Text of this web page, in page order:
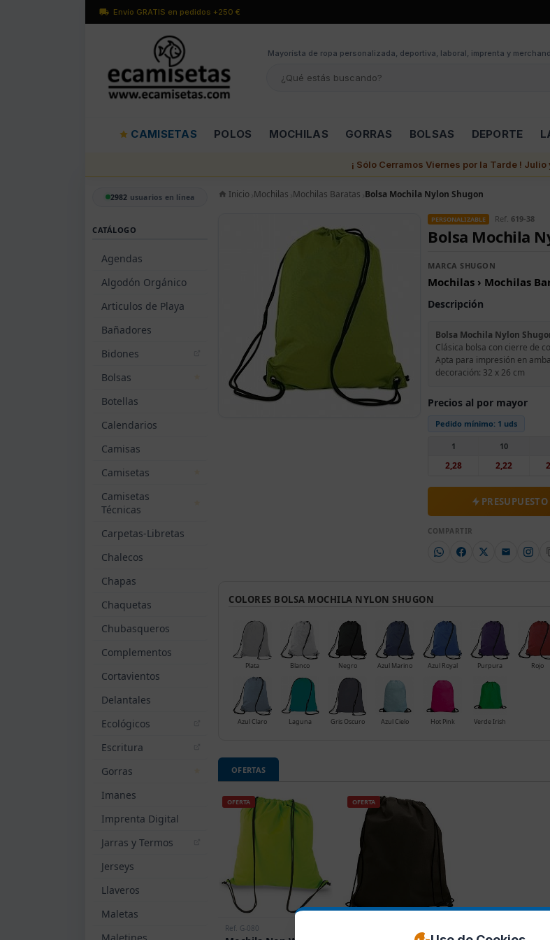
Envío GRATIS en pedidos +250 €
Mayorísta de ropa personalizada, deportiva, laboral, imprenta y
CAMISETAS POLOS MOCHILAS GORRAS BOLSAS DEPORTE
¡ Sólo Cerramos Viernes por la Tarde ! Julio
2982 usuarios en línea
CATÁLOGO
Agendas
Algodón Orgánico
Articulos de Playa
Bañadores
Bidones
Bolsas
Botellas
Calendarios
Camisas
Camisetas
Camisetas
Técnicas
Carpetas-Libretas
Chalecos
Chapas
Chaquetas
Chubasqueros
Complementos
Cortavientos
Delantales
Ecológicos
Escritura
Gorras
Imanes
Imprenta Digital
Jarras y Termos
Jerseys
Llaveros
Maletas
Maletines
Inicio Mochilas Mochilas Baratas Bolsa Mochila Nylon Shugon
PERSONALIZABLE Ref. 619-38
Bolsa Mochila
MARCA SHUGON
Mochilas › Mochilas
Descripción
Bolsa Mochila Nylon
Clásica bolsa con cierre de
Apta para impresión en
decoración: 32 x 26 cm
Precios al por mayor
Pedido mínimo: 1 uds
1
2,28
10
2,22
COMPARTIR
COLORES BOLSA MOCHILA NYLON SHUGON
Plata Blanco Negro Azul Marino Azul Royal Purpura Rojo
Azul Claro Laguna Gris Oscuro Azul Cielo Hot Pink Verde Irish
OFERTAS
OFERTA
Ref. G-080
OFERTA